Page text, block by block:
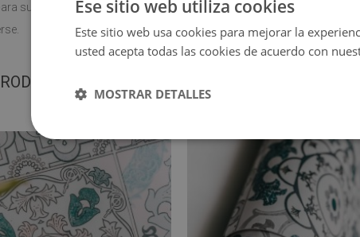
su uso en superficies duras. Si se coloca sobre una superficie
Ese sitio web utiliza cookies
Este sitio web usa cookies para mejorar la
usted acepta todas las cookies de acuerdo con
MOSTRAR DETALLES